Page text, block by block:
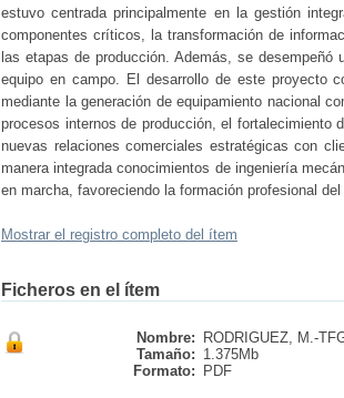
estuvo centrada principalmente en la gestión
componentes críticos, la transformación de
las etapas de producción. Además, se
equipo en campo. El desarrollo de este proyecto
mediante la generación de equipamiento nacional
procesos internos de producción, el fortalecimiento
nuevas relaciones comerciales estratégicas con
manera integrada conocimientos de ingeniería
en marcha, favoreciendo la formación profesional
Mostrar el registro completo del ítem
Ficheros en el ítem
Nombre:
RODRIGUEZ, M.-
Tamaño: 1.375Mb
Formato:
PDF